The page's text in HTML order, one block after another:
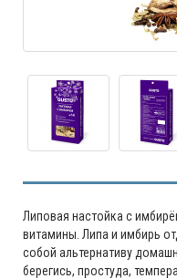
Липовая настойка с
витамины. Липа и имбирь
собой альтернативу
берегись, простуда,